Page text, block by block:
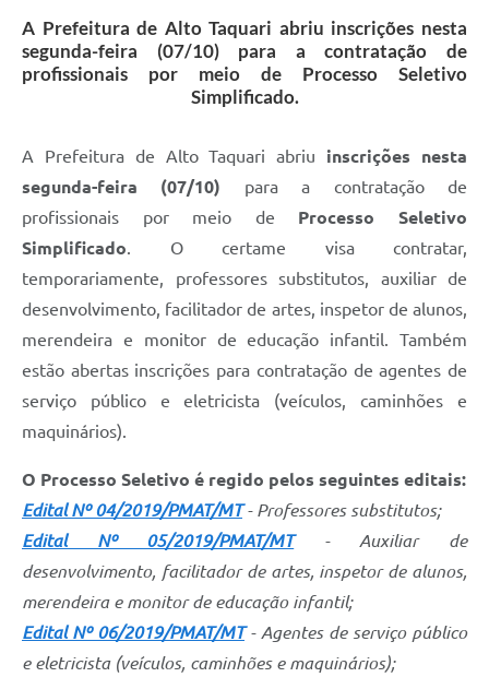
A Prefeitura de Alto Taquari abriu inscrições nesta
segunda-feira (07/10) para a contratação de
profissionais por meio de Processo Seletivo
Simplificado.
A Prefeitura de Alto Taquari abriu inscrições nesta
segunda-feira (07/10) para a contratação de
profissionais por meio de Processo Seletivo
Simplificado. O certame visa contratar,
temporariamente, professores substitutos, auxiliar de
desenvolvimento, facilitador de artes, inspetor de alunos,
merendeira e monitor de educação infantil. Também
estão abertas inscrições para contratação de agentes de
serviço público e eletricista (veículos, caminhões e
maquinários).
O Processo Seletivo é regido pelos seguintes editais:
Edital Nº 04/2019/PMAT/MT- Professores substitutos;
Edital Nº 05/2019/PMAT/MT
-
Auxiliar de
desenvolvimento, facilitador de artes, inspetor de alunos,
merendeira e monitor de educação infantil;
Edital Nº 06/2019/PMAT/MT - Agentes de serviço público
e eletricista (veículos, caminhões e maquinários);